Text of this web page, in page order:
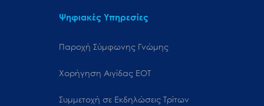
Ψηφιακές Υπηρεσίες
Παροχή Σύμφωνης Γνώμης
Χορήγηση Αιγίδας ΕΟΤ
Συμμετοχή σε Εκδηλώσεις Τρίτων